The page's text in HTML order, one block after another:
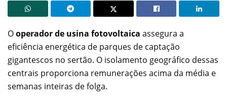
Ooperador de usina fotovoltaica assegura a
eficiência energética de parques de captação
gigantescos no sertão. O isolamento geográfico dessas
centrais proporciona remunerações acima da média e
semanas inteiras de folga.